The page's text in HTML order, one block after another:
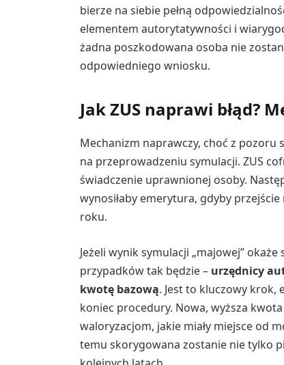
bierze na siebie pełną
elementem autorytatywności i
żadna poszkodowana osoba nie
odpowiedniego wniosku.
Jak ZUS naprawi błąd?
Mechanizm naprawczy, choć z
na przeprowadzeniu symulacji. ZUS
świadczenie uprawnionej osoby.
wynosiłaby emerytura, gdyby
roku.
Jeżeli wynik symulacji „majowej”
przypadków tak będzie – urzędnicy
kwotę bazową. Jest to kluczowy krok,
koniec procedury. Nowa, wyższa
waloryzacjom, jakie miały miejsce od
temu skorygowana zostanie nie tylko